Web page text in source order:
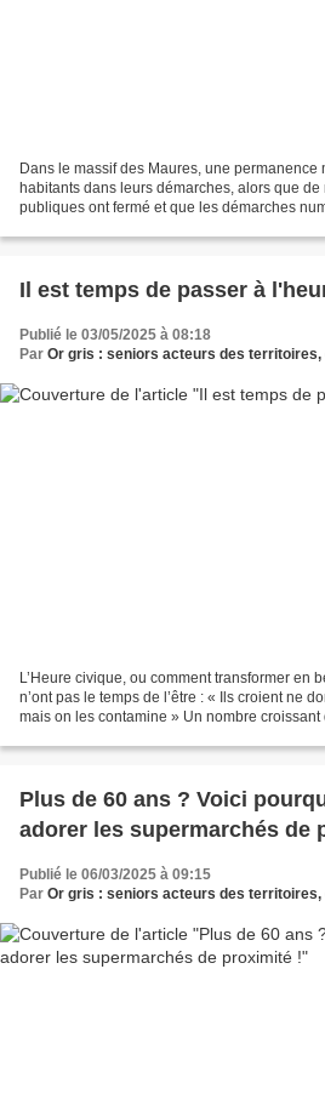
Dans le massif des Maures, une permanence
habitants dans leurs démarches, alors que
publiques ont fermé et que les démarches
Il est temps de passer à
Publié le 03/05/2025 à 08:18
Par Or gris : seniors acteurs des territoires, dans
L’Heure civique, ou comment transformer en
n’ont pas le temps de l’être : « Ils croient ne
mais on les contamine » Un nombre
Plus de 60 ans ? Voici
adorer les supermarchés de
Publié le 06/03/2025 à 09:15
Par Or gris : seniors acteurs des territoires, dans